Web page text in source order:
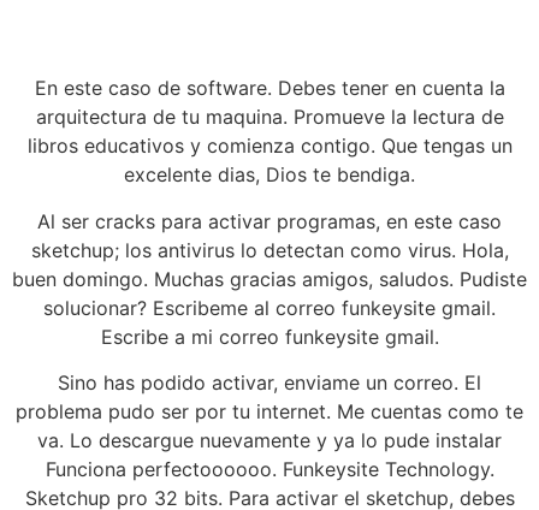
En este caso de software. Debes tener en cuenta la
arquitectura de tu maquina. Promueve la lectura de
libros educativos y comienza contigo. Que tengas un
excelente dias, Dios te bendiga.
Al ser cracks para activar programas, en este caso
sketchup; los antivirus lo detectan como virus. Hola,
buen domingo. Muchas gracias amigos, saludos. Pudiste
solucionar? Escribeme al correo funkeysite gmail.
Escribe a mi correo funkeysite gmail.
Sino has podido activar, enviame un correo. El
problema pudo ser por tu internet. Me cuentas como te
va. Lo descargue nuevamente y ya lo pude instalar
Funciona perfectoooooo. Funkeysite Technology.
Sketchup pro 32 bits. Para activar el sketchup, debes